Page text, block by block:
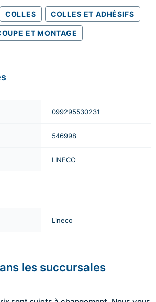
COLLES
COLLES ET ADHÉSIFS
ET MONTAGE
099295530231
546998
LINECO
Lineco
les succursales